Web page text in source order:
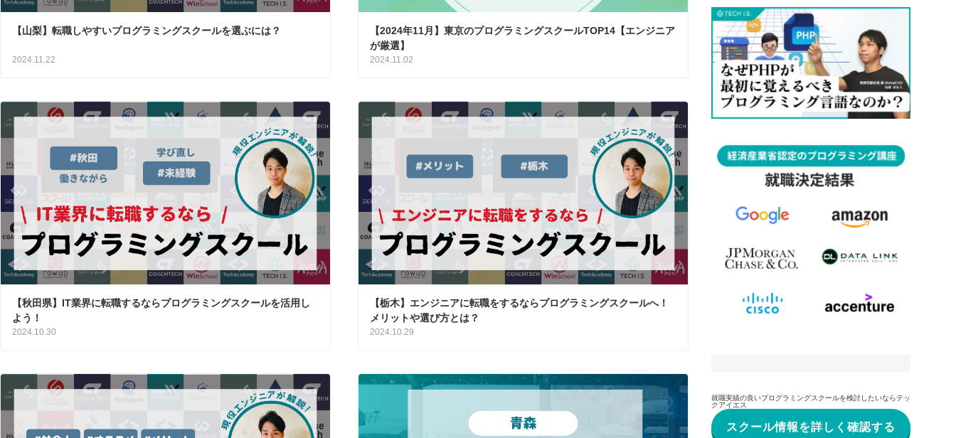
【山梨】転職しやすいプログラミングスクールを選ぶには？
2024.11.22
【2024年11月】東京のプログラミングスクールTOP14【エンジニア
が厳選】
2024.11.02
【秋田県】IT業界に転職するならプログラミングスクールを活用し
よう！
2024.10.30
【栃木】エンジニアに転職をするならプログラミングスクールへ！
メリットや選び方とは？
2024.10.29
就職実績の良いプログラミングスクールを検討したいならテッ
クアイエス
スクール情報を詳しく確認する